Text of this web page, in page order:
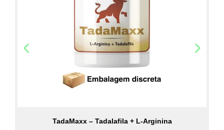
TadaMaxx – Tadalafila + L-Arginina